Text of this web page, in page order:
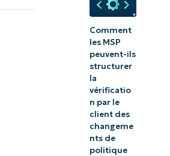
Comment
les MSP
peuvent-ils
structurer
la
vérificatio
n par le
client des
changeme
nts de
politique